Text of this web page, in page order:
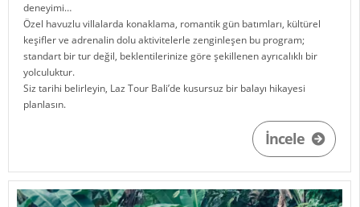
deneyimi…
Özel havuzlu villalarda konaklama, romantik gün batımları, kültürel
keşifler ve adrenalin dolu aktivitelerle zenginleşen bu program;
standart bir tur değil, beklentilerinize göre şekillenen ayrıcalıklı bir
yolculuktur.
Siz tarihi belirleyin, Laz Tour Bali’de kusursuz bir balayı hikayesi
planlasın.
İncele